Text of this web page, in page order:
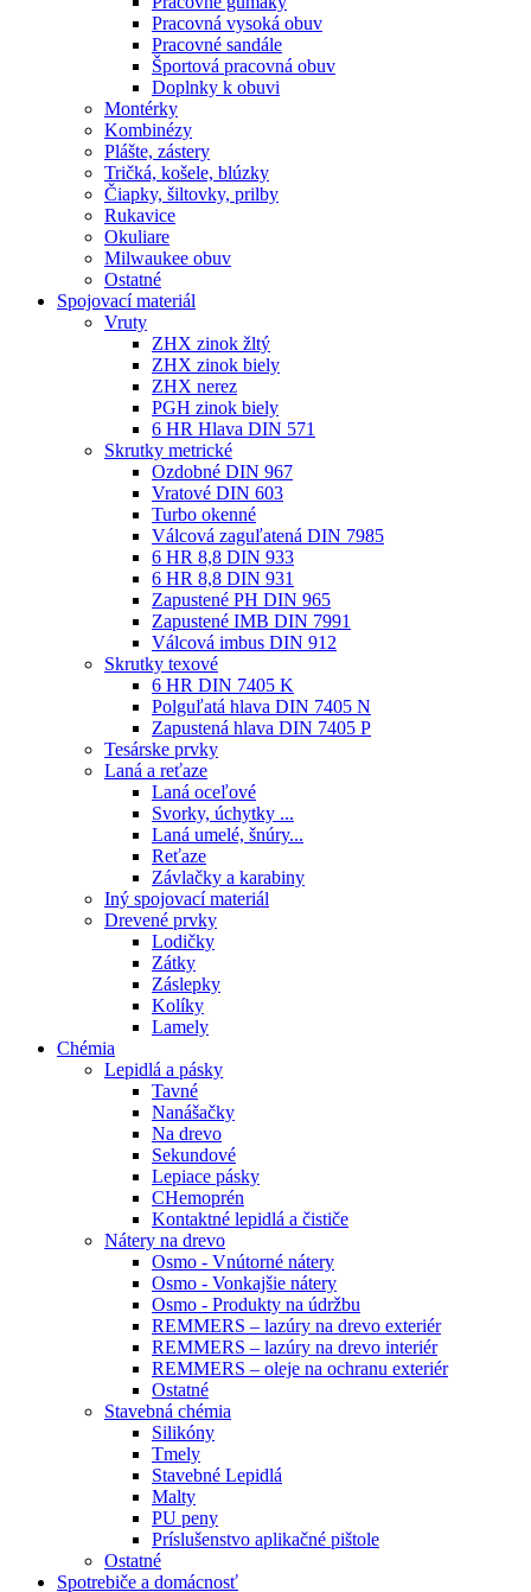
Pracovná vysoká obuv
Pracovné sandále
Športová pracovná obuv
Doplnky k obuvi
Montérky
Kombinézy
Plášte, zástery
Tričká, košele, blúzky
Čiapky, šiltovky, prilby
Rukavice
Okuliare
Milwaukee obuv
Ostatné
Spojovacímateriál
Vruty
ZHX zinok žltý
ZHX zinok biely
ZHX nerez
PGH zinok biely
6 HR Hlava DIN 571
Skrutky metrické
Ozdobné DIN 967
Vratové DIN 603
Turbo okenné
Válcová zaguľatená DIN 7985
6 HR 8,8 DIN 933
6 HR 8,8 DIN 931
Zapustené PH DIN 965
Zapustené IMB DIN 7991
Válcová imbus DIN 912
Skrutky texové
6 HR DIN 7405 K
Polguľatá hlava DIN 7405 N
Zapustená hlava DIN 7405 P
Tesárske prvky
Laná a reťaze
Laná oceľové
Svorky, úchytky ...
Laná umelé, šnúry...
Reťaze
Závlačky a karabiny
Iný spojovací materiál
Drevené prvky
Lodičky
Zátky
Záslepky
Kolíky
Lamely
Chémia
Lepidlá a pásky
Tavné
Nanášačky
Na drevo
Sekundové
Lepiace pásky
CHemoprén
Kontaktné lepidlá a čističe
Nátery na drevo
Osmo - Vnútorné nátery
Osmo - Vonkajšie nátery
Osmo - Produkty na údržbu
REMMERS – lazúry na drevo exteriér
REMMERS – lazúry na drevo interiér
REMMERS – oleje na ochranu exteriér
Ostatné
Stavebná chémia
Silikóny
Tmely
Stavebné Lepidlá
Malty
PU peny
Príslušenstvo aplikačné pištole
Ostatné
Spotrebiče a domácnosť